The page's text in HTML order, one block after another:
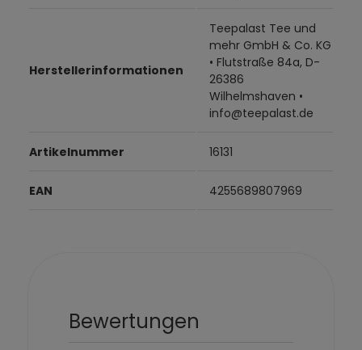
Herstellerinformationen
Teepalast Tee und
mehr GmbH & Co. KG
• Flutstraße 84a, D-
26386
Wilhelmshaven •
info@teepalast.de
Artikelnummer 16131
EAN 4255689807969
Bewertungen